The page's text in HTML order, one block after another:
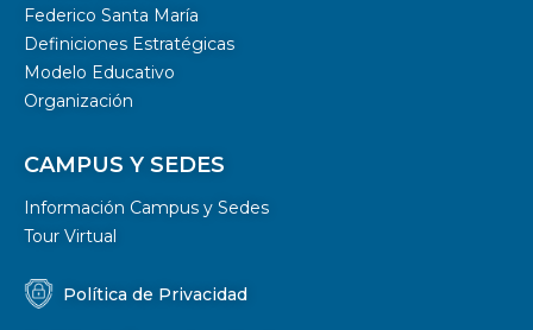
Federico Santa María
Definiciones Estratégicas
Modelo Educativo
Organización
CAMPUS Y SEDES
Información Campus y Sedes
Tour Virtual
Política de Privacidad